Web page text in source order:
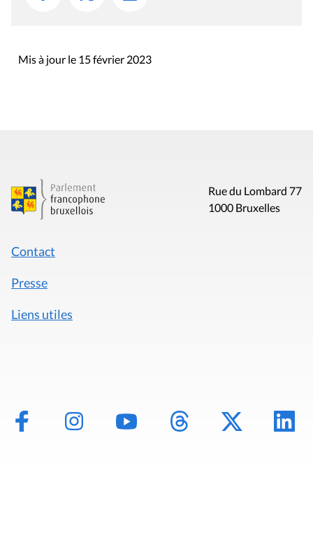
Mis à jour le 15 février 2023
Rue du Lombard 77
1000 Bruxelles
Contact
Presse
Liens utiles